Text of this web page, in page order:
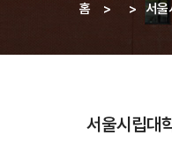
경로
홈 > > 서울
서울시립대